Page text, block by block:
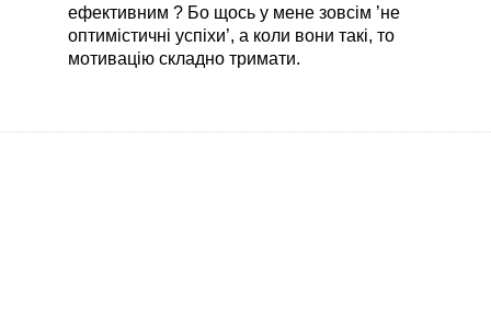
ефективним ? Бо щось у мене зовсім ’не
оптимістичні успіхи’, а коли вони такі, то
мотивацію складно тримати.